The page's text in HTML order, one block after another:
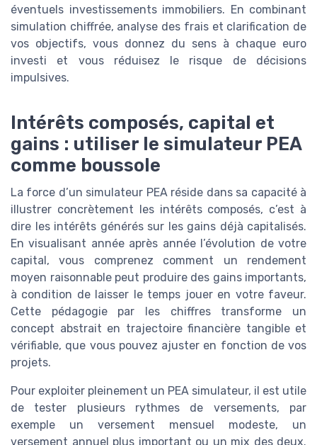
éventuels investissements immobiliers. En combinant
simulation chiffrée, analyse des frais et clarification de
vos objectifs, vous donnez du sens à chaque euro
investi et vous réduisez le risque de décisions
impulsives.
Intérêts composés, capital et
gains : utiliser le simulateur PEA
comme boussole
La force d’un simulateur PEA réside dans sa capacité à
illustrer concrètement les intérêts composés, c’est à
dire les intérêts générés sur les gains déjà capitalisés.
En visualisant année après année l’évolution de votre
capital, vous comprenez comment un rendement
moyen raisonnable peut produire des gains importants,
à condition de laisser le temps jouer en votre faveur.
Cette pédagogie par les chiffres transforme un
concept abstrait en trajectoire financière tangible et
vérifiable, que vous pouvez ajuster en fonction de vos
projets.
Pour exploiter pleinement un PEA simulateur, il est utile
de tester plusieurs rythmes de versements, par
exemple un versement mensuel modeste, un
versement annuel plus important ou un mix des deux.